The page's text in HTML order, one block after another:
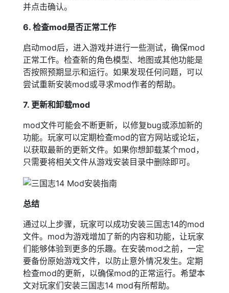
并点击确认。
6. 检查mod是否正常工作
启动mod后，进入游戏并进行一些测试，确保mod
正常工作。检查新的角色模型、地图或其他功能是
否按照预期显示和运行。如果发现任何问题，可以
尝试重新安装mod或寻求mod作者的帮助。
7. 更新和卸载mod
mod文件可能会不断更新，以修复bug或添加新的
功能。玩家可以定期检查mod的官方网站或论坛，
以获取最新的更新文件。如果你想卸载某个mod，
只需要将相关文件从游戏安装目录中删除即可。
总结
通过以上步骤，玩家可以成功安装三国志14的mod
文件。mod为游戏增加了新的内容和功能，让玩家
们能够体验到更多的乐趣。在安装mod之前，一定
要备份原始游戏文件，以防止意外情况发生。定期
检查mod的更新，以确保mod的正常运行。希望本
文对玩家们安装三国志14 mod有所帮助。